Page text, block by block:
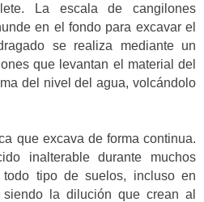
La escala de cangilones
en el fondo para excavar el
se realiza mediante un
que levantan el material del
del nivel del agua, volcándolo
que excava de forma continua.
inalterable durante muchos
tipo de suelos, incluso en
la dilución que crean al